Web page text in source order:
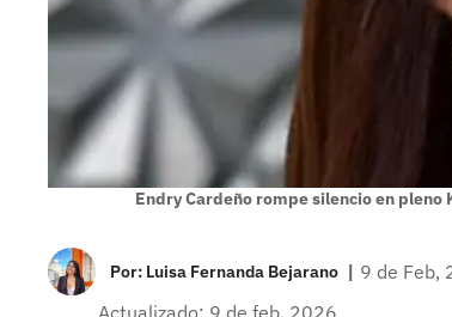
Endry Cardeño rompe silencio en
Por: Luisa Fernanda Bejarano | 9 de Feb,